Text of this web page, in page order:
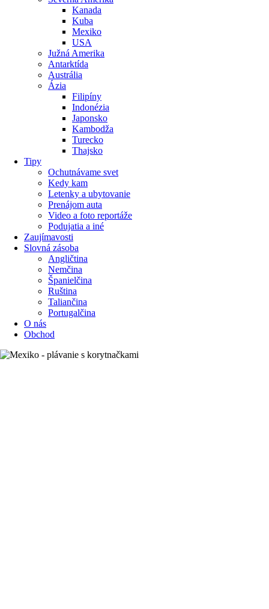
Kanada
Kuba
Mexiko
USA
Južná Amerika
Antarktída
Austrália
Ázia
Filipíny
Indonézia
Japonsko
Kambodža
Turecko
Thajsko
Tipy
Ochutnávame svet
Kedy kam
Letenky a ubytovanie
Prenájom auta
Video a foto reportáže
Podujatia a iné
Zaujímavosti
Slovná zásoba
Angličtina
Nemčina
Španielčina
Ruština
Taliančina
Portugalčina
O nás
Obchod